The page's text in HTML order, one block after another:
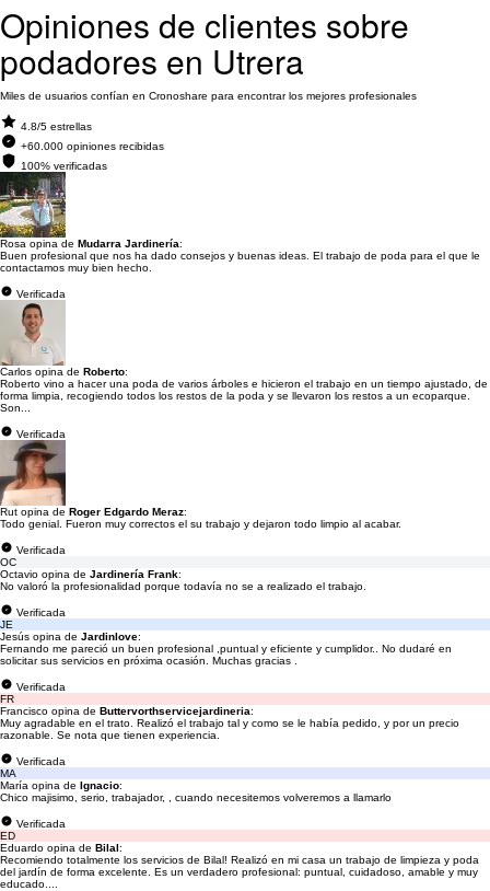
Opiniones de clientes sobre
podadores en Utrera
Miles de usuarios confían en Cronoshare para encontrar los mejores profesionales
4.8/5 estrellas
+60.000 opiniones recibidas
100% verificadas
Rosa opina de Mudarra Jardinería:
Buen profesional que nos ha dado consejos y buenas ideas. El trabajo de poda para el que le
contactamos muy bien hecho.
Verificada
Carlos opina de Roberto:
Roberto vino a hacer una poda de varios árboles e hicieron el trabajo en un tiempo ajustado, de
forma limpia, recogiendo todos los restos de la poda y se llevaron los restos a un ecoparque.
Son...
Verificada
Rut opina de Roger Edgardo Meraz:
Todo genial. Fueron muy correctos el su trabajo y dejaron todo limpio al acabar.
Verificada
OC
Octavio opina de Jardinería Frank:
No valoró la profesionalidad porque todavía no se a realizado el trabajo.
Verificada
JE
Jesús opina de Jardinlove:
Fernando me pareció un buen profesional ,puntual y eficiente y cumplidor.. No dudaré en
solicitar sus servicios en próxima ocasión. Muchas gracias .
Verificada
FR
Francisco opina de Buttervorthservicejardineria:
Muy agradable en el trato. Realizó el trabajo tal y como se le había pedido, y por un precio
razonable. Se nota que tienen experiencia.
Verificada
MA
María opina de Ignacio:
Chico majisimo, serio, trabajador, , cuando necesitemos volveremos a llamarlo
Verificada
ED
Eduardo opina de Bilal:
Recomiendo totalmente los servicios de Bilal! Realizó en mi casa un trabajo de limpieza y poda
del jardín de forma excelente. Es un verdadero profesional: puntual, cuidadoso, amable y muy
educado....